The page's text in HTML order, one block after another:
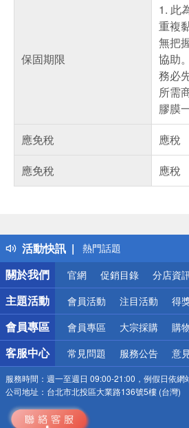
保固期限
1. 此
重複
無把
協助
務必
所需
膠膜
應免稅
應稅
應免稅
應稅
活動快訊
得獎公告
熱門話題
銀行優惠
偏遠地區配送
詐騙網頁！請小心！
關於我們
官網 促銷目錄 分店資
主題活動 會員活動 注目活動 得
會員專區 會員專區 大宗採購 購
客服中心 常見問題 服務公告 意
服務時間： 週一至週日 09:00-21:00，例假日依網
公司地址： 台北市北投區大業路136號5樓 (台灣)